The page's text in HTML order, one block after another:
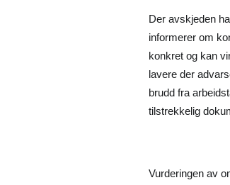
Der avskjeden
informerer om
konkret og kan
lavere der
brudd fra
tilstrekkelig
Vurderingen av